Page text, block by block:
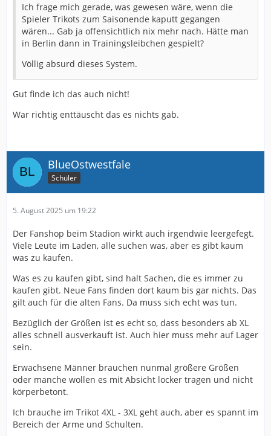
Ich frage mich gerade, was gewesen wäre, wenn die
Spieler Trikots zum Saisonende kaputt gegangen
wären... Gab ja offensichtlich nix mehr nach. Hätte man
in Berlin dann in Trainingsleibchen gespielt?
Völlig absurd dieses System.
Gut finde ich das auch nicht!
War richtig enttäuscht das es nichts gab.
BlueOstwestfale
Schüler
5. August 2025 um 19:22
Der Fanshop beim Stadion wirkt auch irgendwie leergefegt.
Viele Leute im Laden, alle suchen was, aber es gibt kaum
was zu kaufen.
Was es zu kaufen gibt, sind halt Sachen, die es immer zu
kaufen gibt. Neue Fans finden dort kaum bis gar nichts. Das
gilt auch für die alten Fans. Da muss sich echt was tun.
Bezüglich der Größen ist es echt so, dass besonders ab XL
alles schnell ausverkauft ist. Auch hier muss mehr auf Lager
sein.
Erwachsene Männer brauchen nunmal größere Größen
oder manche wollen es mit Absicht locker tragen und nicht
körperbetont.
Ich brauche im Trikot 4XL - 3XL geht auch, aber es spannt im
Bereich der Arme und Schulten.